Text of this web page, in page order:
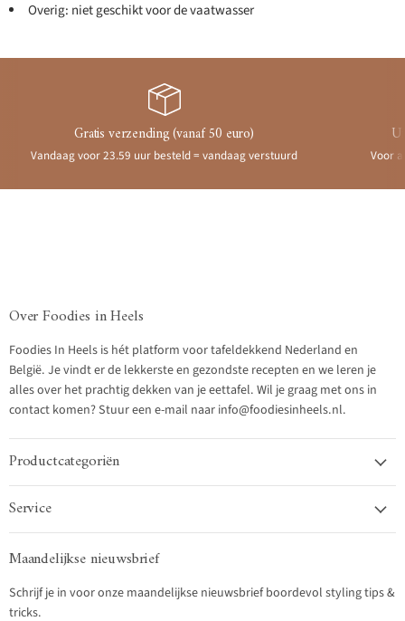
Overig: niet geschikt voor de vaatwasser
Gratis verzending (vanaf 50 euro)
Vandaag voor 23.59 uur besteld = vandaag verstuurd Voor
Over Foodies in Heels
Foodies In Heels is hét platform voor tafeldekkend Nederland en
België. Je vindt er de lekkerste en gezondste recepten en we leren je
alles over het prachtig dekken van je eettafel. Wil je graag met ons in
contact komen? Stuur een e-mail naar info@foodiesinheels.nl.
Productcategoriën
Service
Maandelijkse nieuwsbrief
Schrijf je in voor onze maandelijkse nieuwsbrief boordevol styling tips &
tricks.